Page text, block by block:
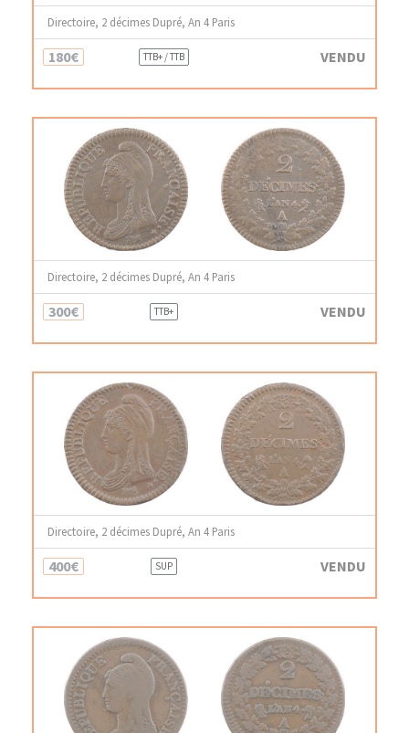
Directoire, 2 décimes Dupré, An 4 Paris
180€ TTB+ / TTB VENDU
Directoire, 2 décimes Dupré, An 4 Paris
300€ TTB+ VENDU
Directoire, 2 décimes Dupré, An 4 Paris
400€ SUP VENDU